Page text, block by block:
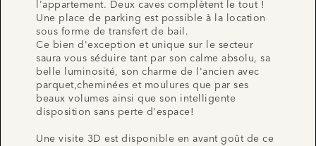
l'appartement. Deux caves complètent le tout !
Une place de parking est possible à la location
sous forme de transfert de bail.
Ce bien d'exception et unique sur le secteur
saura vous séduire tant par son calme absolu, sa
belle luminosité, son charme de l'ancien avec
parquet,cheminées et moulures que par ses
beaux volumes ainsi que son intelligente
disposition sans perte d'espace!
Une visite 3D est disponible en avant goût de ce